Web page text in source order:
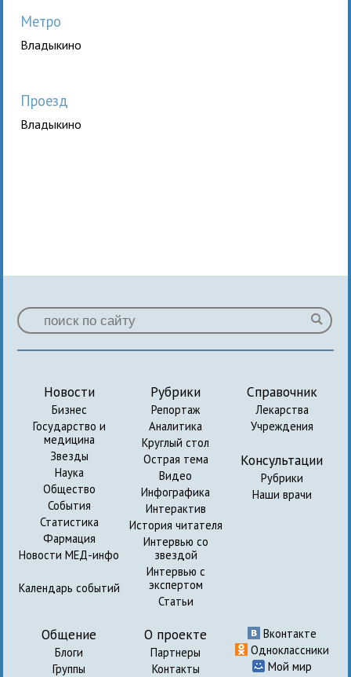
Метро
Владыкино
Проезд
Владыкино
Новости
Бизнес
Государство и
медицина
Звезды
Наука
Общество
События
Статистика
Фармация
Новости МЕД-инфо
Календарь событий
Рубрики
Репортаж
Аналитика
Круглый стол
Острая тема
Видео
Инфографика
Интерактив
История читателя
Интервью со
звездой
Интервью с
экспертом
Статьи
Справочник
Лекарства
Учреждения
Консультации
Рубрики
Наши врачи
Общение
Блоги
Группы
О проекте
Партнеры
Контакты
Вконтакте
Одноклассники
Мой мир